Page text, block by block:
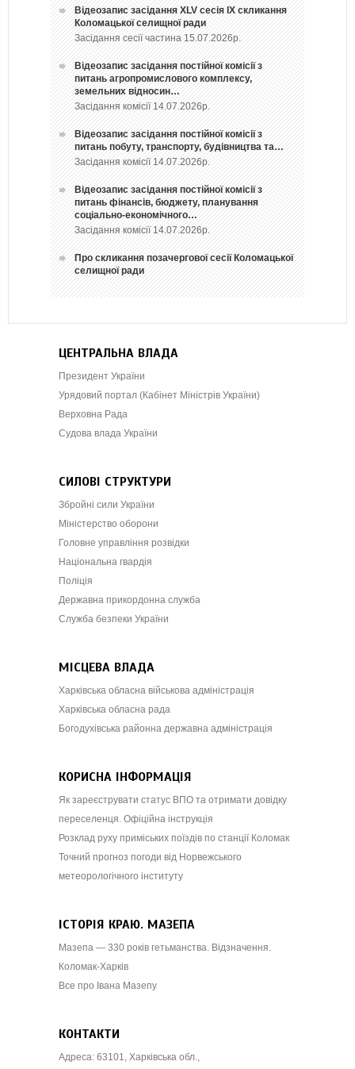
Відеозапис засідання ХLV сесія ІХ скликання
Коломацької селищної ради
Засідання сесії частина 15.07.2026р.
Відеозапис засідання постійної комісії з
питань агропромислового комплексу,
земельних відносин…
Засідання комісії 14.07.2026р.
Відеозапис засідання постійної комісії з
питань побуту, транспорту, будівництва та…
Засідання комісії 14.07.2026р.
Відеозапис засідання постійної комісії з
питань фінансів, бюджету, планування
соціально-економічного…
Засідання комісії 14.07.2026р.
Про скликання позачергової сесії Коломацької
селищної ради
ЦЕНТРАЛЬНА ВЛАДА
Президент України
Урядовий портал (Кабінет Міністрів України)
Верховна Рада
Судова влада України
СИЛОВІ СТРУКТУРИ
Збройні сили України
Міністерство оборони
Головне управління розвідки
Національна гвардія
Поліція
Державна прикордонна служба
Служба безпеки України
МІСЦЕВА ВЛАДА
Харківська обласна військова адміністрація
Харківська обласна рада
Богодухівська районна державна адміністрація
КОРИСНА ІНФОРМАЦІЯ
Як зареєструвати статус ВПО та отримати довідку
переселенця. Офіційна інструкція
Розклад руху приміських поїздів по станції Коломак
Точний прогноз погоди від Норвежського
метеорологічного інституту
ІСТОРІЯ КРАЮ. МАЗЕПА
Мазепа — 330 років гетьманства. Відзначення.
Коломак-Харків
Все про Івана Мазепу
КОНТАКТИ
Адреса: 63101, Харківська обл.,